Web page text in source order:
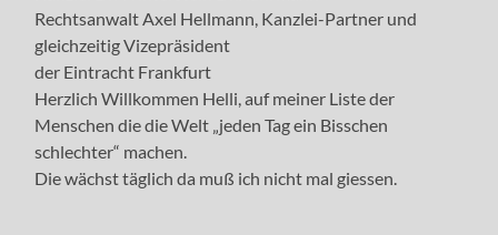
Rechtsanwalt Axel Hellmann, Kanzlei-Partner und
gleichzeitig Vizepräsident
der Eintracht Frankfurt
Herzlich Willkommen Helli, auf meiner Liste der
Menschen die die Welt „jeden Tag ein Bisschen
schlechter“ machen.
Die wächst täglich da muß ich nicht mal giessen.